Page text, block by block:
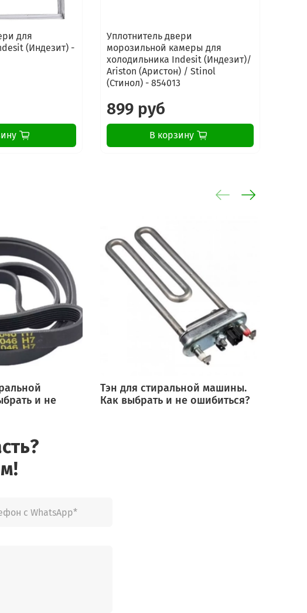
для
(Индезит) -
Уплотнитель двери
морозильной камеры для
холодильника Indesit (Индезит)/
Ariston (Аристон) / Stinol
(Стинол) - 854013
899 руб
В корзину
и не
Тэн для стиральной машины.
Как выбрать и не ошибиться?